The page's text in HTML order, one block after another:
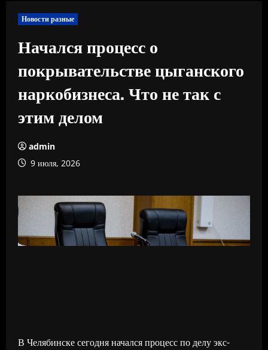
Новости разные
Начался процесс о
покрывательстве цыганского
наркобизнеса. Что не так с
этим делом
admin
9 июля, 2026
В Челябинске сегодня начался процесс по делу экс-